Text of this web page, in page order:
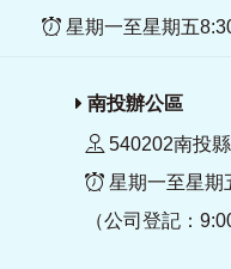
星期一至星期五
南投辦公區
540202南投
星期一至星期
（公司登記：